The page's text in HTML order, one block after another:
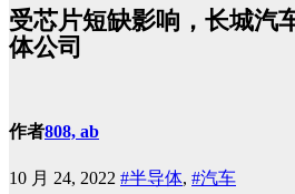
受芯片短缺影响，长城汽
体公司
作者808, ab
10 月 24, 2022 #半导体, #汽车